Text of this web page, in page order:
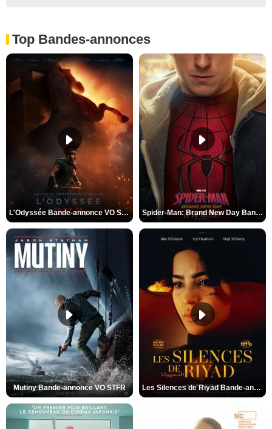
Top Bandes-annonces
L'Odyssée Bande-annonce VO STFR Spider-Man: Brand New Day Bande-annonce VO STFR
Mutiny Bande-annonce VO STFR Les Silences de Riyad Bande-annonce VO STFR